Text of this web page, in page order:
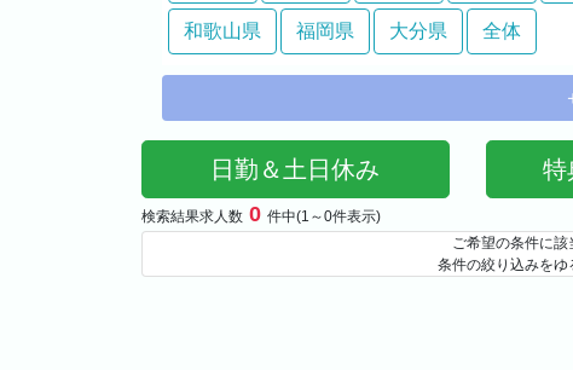
和歌山県 福岡県 大分県 全体
日勤＆土日休み 特
検索結果求人数 0 件中(1～0件表示)
ご希望の条件に該
条件の絞り込みをゆ